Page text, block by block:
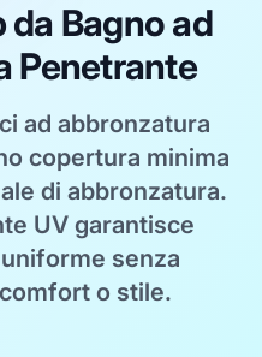
da Bagno ad
Penetrante
ad abbronzatura
copertura minima
di abbronzatura.
UV garantisce
senza
o stile.